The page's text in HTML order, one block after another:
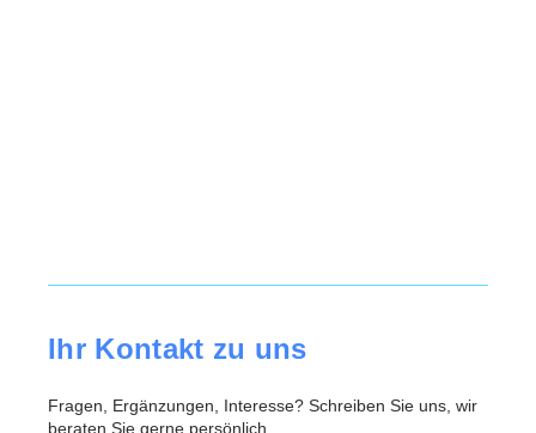
Ihr Kontakt zu uns
Fragen, Ergänzungen, Interesse? Schreiben Sie uns, wir
beraten Sie gerne persönlich.